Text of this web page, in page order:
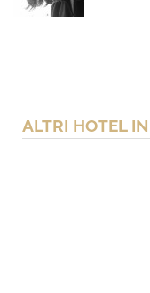
ALTRI HOTEL